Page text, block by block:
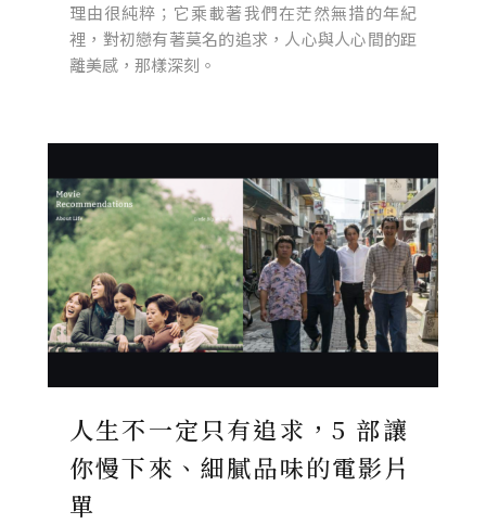
理由很純粹；它乘載著我們在茫然無措的年紀
裡，對初戀有著莫名的追求，人心與人心間的距
離美感，那樣深刻。
人生不一定只有追求，5 部讓
你慢下來、細膩品味的電影片
單